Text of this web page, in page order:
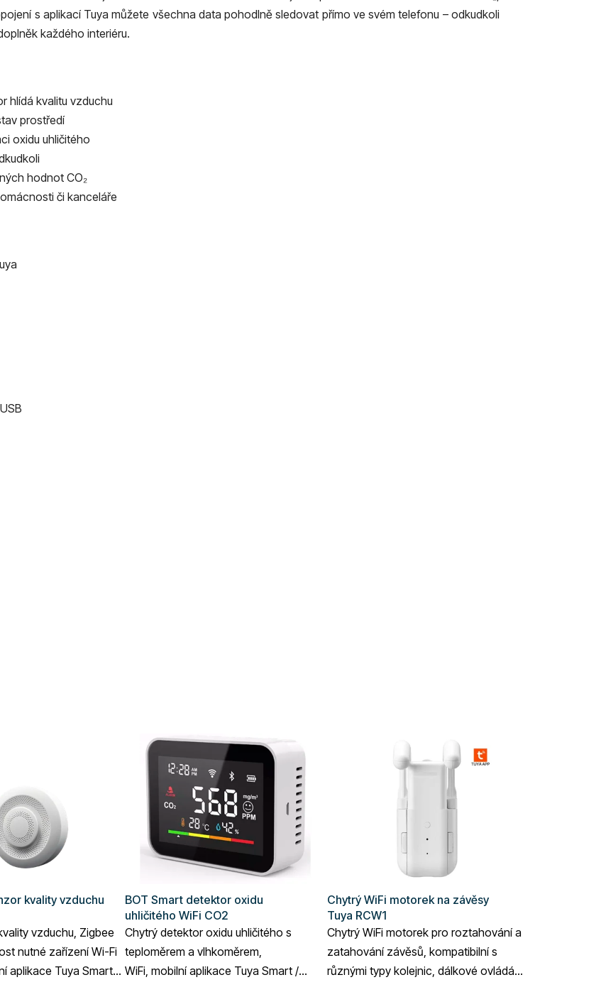
s aplikací Tuya můžete všechna data pohodlně sledovat přímo ve svém telefonu – odkudkoli
každého interiéru.
hlídá kvalitu vzduchu
prostředí
oxidu uhličitého
hodnot CO₂
či kanceláře
kvality vzduchu
vzduchu, Zigbee
nutné zařízení Wi-Fi
aplikace Tuya Smart /
BOT Smart detektor oxidu
uhličitého WiFi CO2
Chytrý detektor oxidu uhličitého s
teploměrem a vlhkoměrem,
WiFi, mobilní aplikace Tuya Smart /
Chytrý WiFi motorek na závěsy
Tuya RCW1
Chytrý WiFi motorek pro roztahování a
zatahování závěsů, kompatibilní s
různými typy kolejnic, dálkové ovládání,